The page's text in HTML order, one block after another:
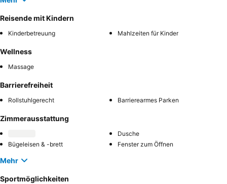
Reisende mit Kindern
Kinderbetreuung Mahlzeiten für Kinder
Wellness
Massage
Barrierefreiheit
Rollstuhlgerecht Barrierearmes Parken
Zimmerausstattung
Dusche
Bügeleisen & -brett
Fenster zum Öffnen
Mehr
Sportmöglichkeiten